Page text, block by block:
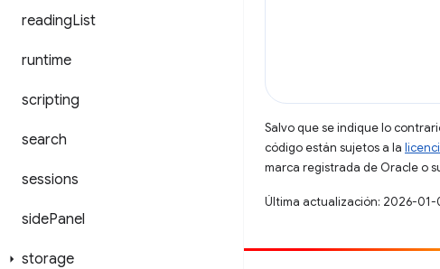
readingList
runtime
scripting
search
sessions
sidePanel
storage
Salvo que se indique lo
código están sujetos a la
marca registrada de Oracle o
Última actualización: 2026-01-